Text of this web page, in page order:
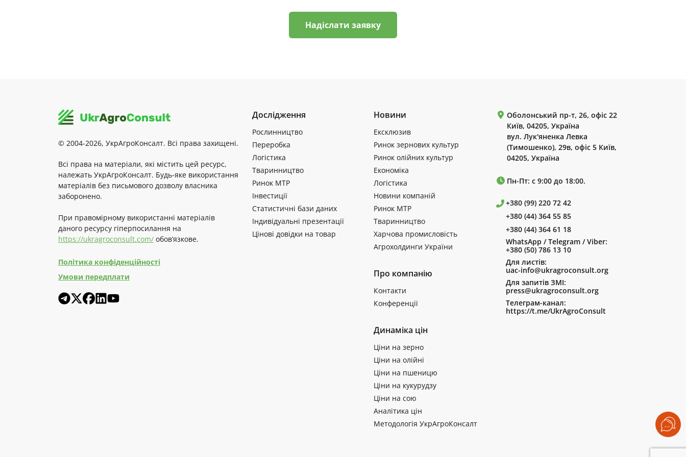
Надіслати заявку
© 2004-2026, УкрАгроКонсалт. Всі права захищені.
Всі права на матеріали, які містить цей ресурс,
належать УкрАгроКонсалт. Будь-яке використання
матеріалів без письмового дозволу власника
заборонено.
При правомірному використанні матеріалів
даного ресурсу гіперпосилання на
https://ukragroconsult.com/ обов’язкове.
Політика конфіденційності
Умови передплати
Дослідження
Рослинництво
Переробка
Логістика
Тваринництво
Ринок МТР
Інвестиції
Статистичні бази даних
Індивідуальні презентації
Цінові довідки на товар
Новини
Ексклюзив
Ринок зернових культур
Ринок олійних культур
Економіка
Логістика
Новини компаній
Ринок МТР
Тваринництво
Харчова промисловість
Агрохолдинги України
Про компанію
Контакти
Конференції
Динаміка цін
Ціни на зерно
Ціни на олійні
Ціни на пшеницю
Ціни на кукурудзу
Ціни на сою
Аналітика цін
Методологія УкрАгроКонсалт
Оболонський пр-т, 26, офіс 22
Київ, 04205, Україна
вул. Лук'яненка Левка
(Тимошенко), 29в, офіс 5 Київ,
04205, Україна
Пн-Пт: с 9:00 до 18:00.
+380 (99) 220 72 42
+380 (44) 364 55 85
+380 (44) 364 61 18
WhatsApp / Telegram / Viber:
+380 (50) 786 13 10
Для листів:
uac-info@ukragroconsult.org
Для запитів ЗМІ:
press@ukragroconsult.org
Телеграм-канал:
https://t.me/UkrAgroConsult